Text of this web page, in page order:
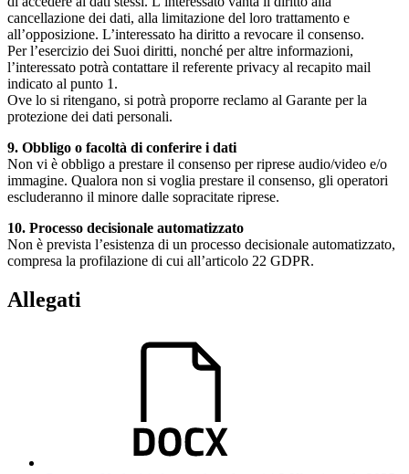
cancellazione dei dati, alla limitazione del loro trattamento e
all’opposizione. L’interessato ha diritto a revocare il consenso.
Per l’esercizio dei Suoi diritti, nonché per altre informazioni,
l’interessato potrà contattare il referente privacy al recapito mail
indicato al punto 1.
Ove lo si ritengano, si potrà proporre reclamo al Garante per la
protezione dei dati personali.
9. Obbligo o facoltà di conferire i dati
Non vi è obbligo a prestare il consenso per riprese audio/video e/o
immagine. Qualora non si voglia prestare il consenso, gli operatori
escluderanno il minore dalle sopracitate riprese.
10. Processo decisionale automatizzato
Non è prevista l’esistenza di un processo decisionale automatizzato,
compresa la profilazione di cui all’articolo 22 GDPR.
Allegati